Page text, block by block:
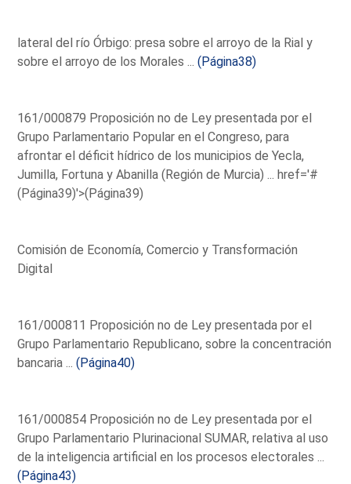
lateral del río Órbigo: presa sobre el arroyo de la Rial y
sobre el arroyo de los Morales ...(Página38)
161/000879 Proposición no de Ley presentada por el
Grupo Parlamentario Popular en el Congreso, para
afrontar el déficit hídrico de los municipios de Yecla,
Jumilla, Fortuna y Abanilla (Región de Murcia) ...href='#
(Página39)'>(Página39)
Comisión de Economía, Comercio y Transformación
Digital
161/000811 Proposición no de Ley presentada por el
Grupo Parlamentario Republicano, sobre la concentración
bancaria ...(Página40)
161/000854 Proposición no de Ley presentada por el
Grupo Parlamentario Plurinacional SUMAR, relativa al uso
de la inteligencia artificial en los procesos electorales ...
(Página43)